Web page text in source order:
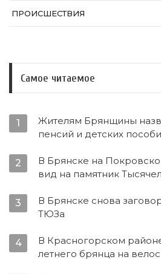
ПРОИСШЕСТВИЯ
Самое читаемое
1
Жителям Брянщины
пенсий и детских
2
В Брянске на
вид на памятник
3
В Брянске снова
ТЮЗа
4
В Красногорском
летнего брянца на